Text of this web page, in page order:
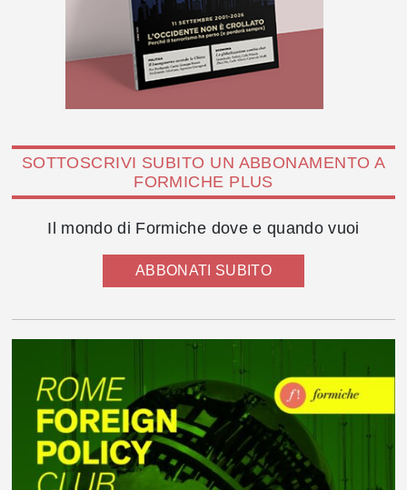
SOTTOSCRIVI SUBITO UN ABBONAMENTO A
FORMICHE PLUS
Il mondo di Formiche dove e quando vuoi
ABBONATI SUBITO